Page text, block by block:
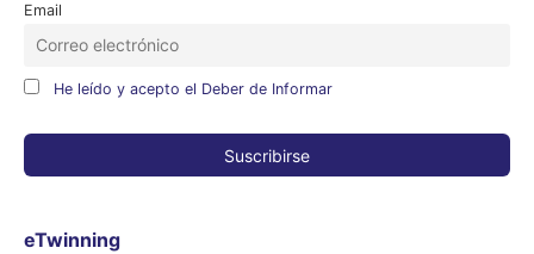
Email
He leído y acepto el Deber de Informar
eTwinning